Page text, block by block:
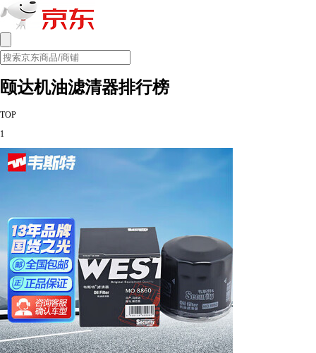
颐达机油滤清器排行榜
TOP
1